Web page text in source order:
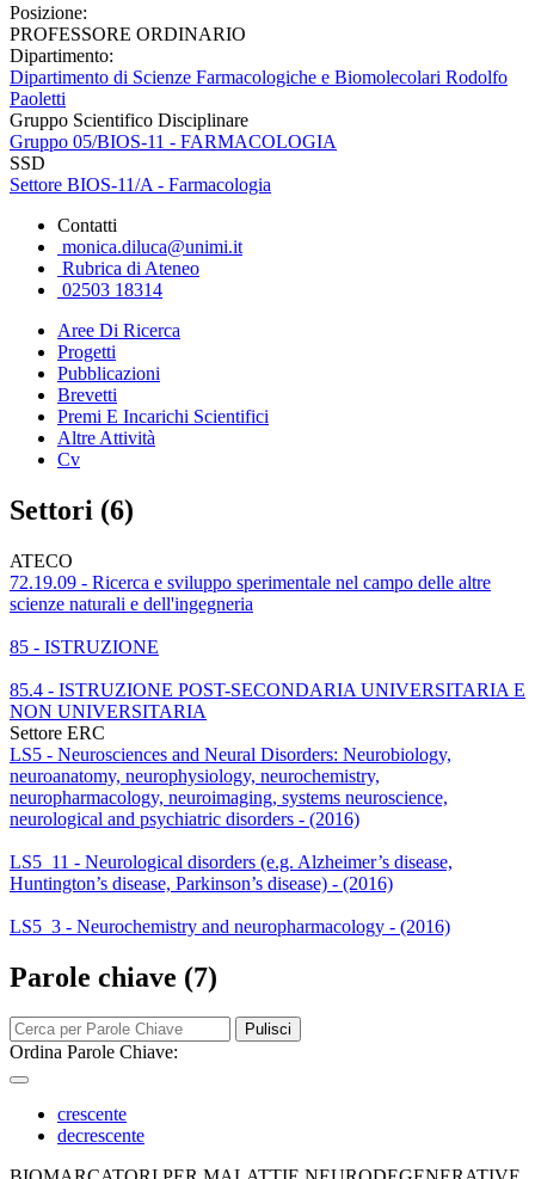
Posizione:
PROFESSORE ORDINARIO
Dipartimento:
Dipartimento di Scienze Farmacologiche e Biomolecolari Rodolfo
Paoletti
Gruppo Scientifico Disciplinare
Gruppo 05/BIOS-11 - FARMACOLOGIA
SSD
Settore BIOS-11/A - Farmacologia
Contatti
monica.diluca@unimi.it
Rubrica di Ateneo
02503 18314
Aree Di Ricerca
Progetti
Pubblicazioni
Brevetti
Premi E Incarichi Scientifici
Altre Attività
Cv
Settori (6)
ATECO
72.19.09 - Ricerca e sviluppo sperimentale nel campo delle altre
scienze naturali e dell'ingegneria
85 - ISTRUZIONE
85.4 - ISTRUZIONE POST-SECONDARIA UNIVERSITARIA E
NON UNIVERSITARIA
Settore ERC
LS5 - Neurosciences and Neural Disorders: Neurobiology,
neuroanatomy, neurophysiology, neurochemistry,
neuropharmacology, neuroimaging, systems neuroscience,
neurological and psychiatric disorders - (2016)
LS5_11 - Neurological disorders (e.g. Alzheimer’s disease,
Huntington’s disease, Parkinson’s disease) - (2016)
LS5_3 - Neurochemistry and neuropharmacology - (2016)
Parole chiave (7)
Pulisci
Ordina Parole Chiave:
crescente
decrescente